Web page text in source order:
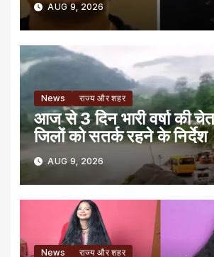
AUG 9, 2026
News राज्य और शहर
आज से 3 दिन भारी वर्षा की
जिलों को सतर्क रहने के निर्देश
AUG 9, 2026
News राज्य और शहर